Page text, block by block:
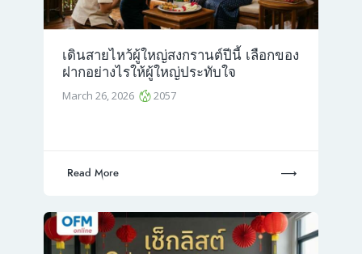
เดินสายไหว้ผู้ใหญ่สงกรานต์ปีนี้ เลือกของ
ฝากอย่างไรให้ผู้ใหญ่ประทับใจ
March 26, 2026 2057
Read More